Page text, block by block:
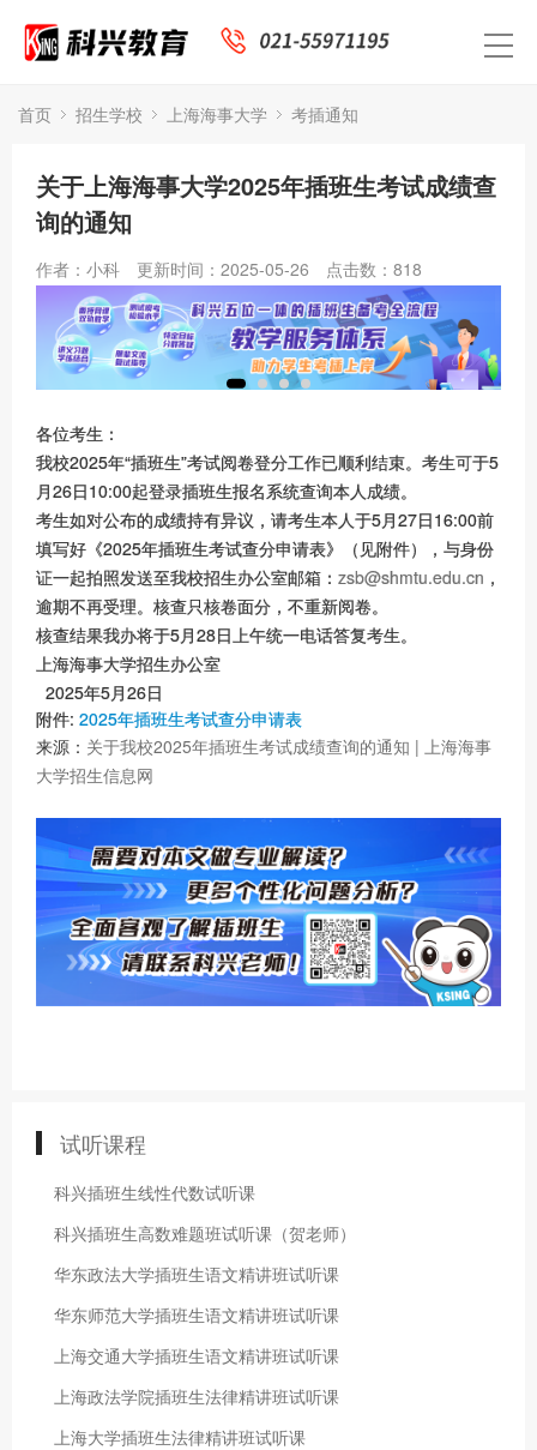
首页 招生学校 上海海事大学 考插通知
关于上海海事大学2025年插班生考试成绩查
询的通知
作者：小科 更新时间：2025-05-26 点击数： 818
各位考生：
我校2025年“插班生”考试阅卷登分工作已顺利结束。考生可于5
月26日10:00起登录插班生报名系统查询本人成绩。
考生如对公布的成绩持有异议，请考生本人于5月27日16:00前
填写好《2025年插班生考试查分申请表》（见附件），与身份
证一起拍照发送至我校招生办公室邮箱： zsb@shmtu.edu.cn ，
逾期不再受理。核查只核卷面分，不重新阅卷。
核查结果我办将于5月28日上午统一电话答复考生。
上海海事大学招生办公室
2025年5月26日
附件: 2025年插班生考试查分申请表
来源： 关于我校2025年插班生考试成绩查询的通知 | 上海海事
大学招生信息网
试听课程
科兴插班生线性代数试听课
科兴插班生高数难题班试听课（贺老师）
华东政法大学插班生语文精讲班试听课
华东师范大学插班生语文精讲班试听课
上海交通大学插班生语文精讲班试听课
上海政法学院插班生法律精讲班试听课
上海大学插班生法律精讲班试听课